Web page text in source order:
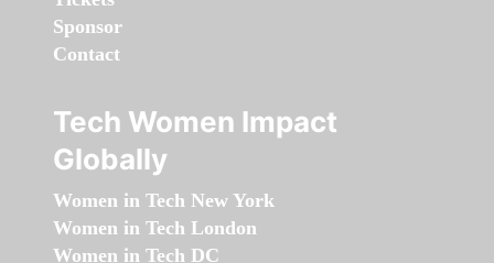
Sponsor
Contact
Tech Women Impact
Globally
Women in Tech New York
Women in Tech London
Women in Tech DC